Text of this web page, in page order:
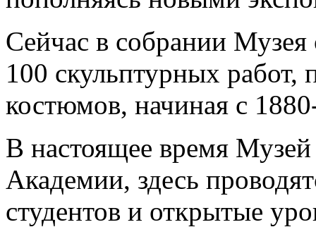
Сейчас в собрании
100 скульптурных работ,
костюмов, начиная с
В настоящее время Музей
Академии, здесь
студентов и открытые